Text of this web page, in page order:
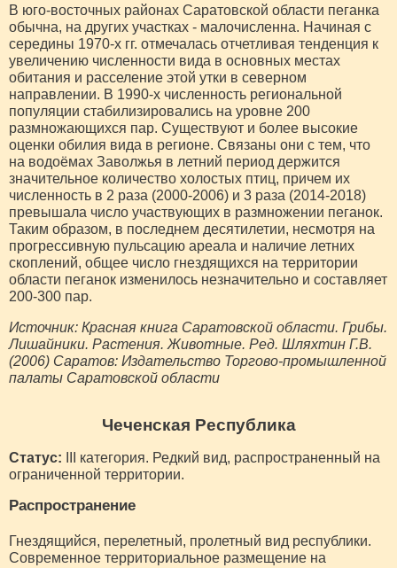
В юго-восточных районах Саратовской области пеганка
обычна, на других участках - малочисленна. Начиная с
середины 1970-х гг. отмечалась отчетливая тенденция к
увеличению численности вида в основных местах
обитания и расселение этой утки в северном
направлении. В 1990-х численность региональной
популяции стабилизировались на уровне 200
размножающихся пар. Существуют и более высокие
оценки обилия вида в регионе. Связаны они с тем, что
на водоёмах Заволжья в летний период держится
значительное количество холостых птиц, причем их
численность в 2 раза (2000-2006) и 3 раза (2014-2018)
превышала число участвующих в размножении пеганок.
Таким образом, в последнем десятилетии, несмотря на
прогрессивную пульсацию ареала и наличие летних
скоплений, общее число гнездящихся на территории
области пеганок изменилось незначительно и составляет
200-300 пар.
Источник: Красная книга Саратовской области. Грибы.
Лишайники. Растения. Животные. Ред. Шляхтин Г.В.
(2006) Саратов: Издательство Торгово-промышленной
палаты Саратовской области
Чеченская Республика
Статус: III категория. Редкий вид, распространенный на
ограниченной территории.
Распространение
Гнездящийся, перелетный, пролетный вид республики.
Современное территориальное размещение на